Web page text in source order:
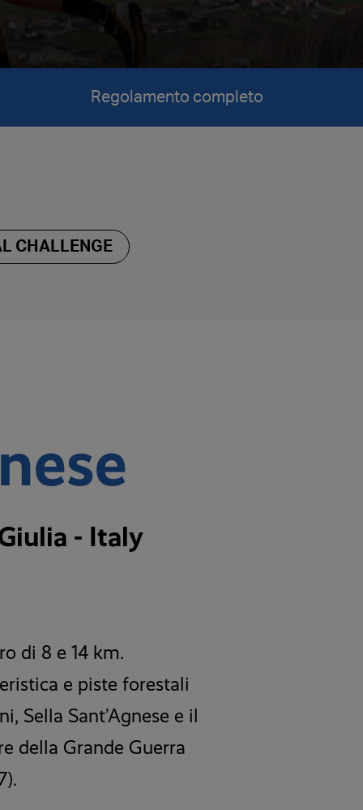
Regolamento completo
CHALLENGE
- Italy
di 8 e 14 km.
e piste forestali
Sella Sant’Agnese e il
della Grande Guerra